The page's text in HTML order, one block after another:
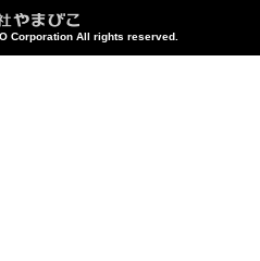
Corporation All rights reserved.